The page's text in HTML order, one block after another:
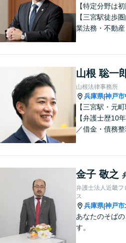
ださい。
【特定分野は
【三宮駅徒歩
業法務・不動産
い、誠実に対応
りの際はぜひご
い。【休日夜
山根 聡一
山根法律事務所
兵庫県|神戸市
【三宮駅・元
【弁護士歴10
／借金・債務
ていただいてい
ごとがあれば
間・土日祝対応
相談無料】
金子 敬之
弁護士法人近畿フ
ス
兵庫県|神戸市
あなたのそば
す。